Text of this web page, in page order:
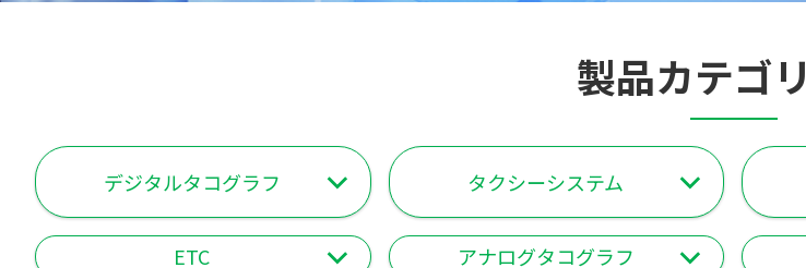
製品カテゴ
デジタルタコグラフ タクシーシステム
ETC アナログタコグラフ